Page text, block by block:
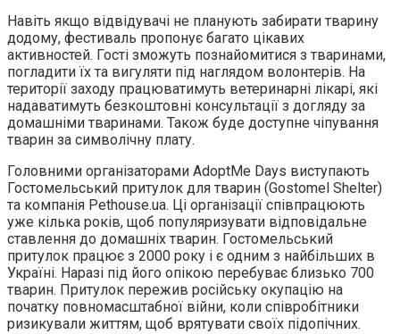
Навіть якщо відвідувачі не планують забирати тварину
додому, фестиваль пропонує багато цікавих
активностей. Гості зможуть познайомитися з тваринами,
погладити їх та вигуляти під наглядом волонтерів. На
території заходу працюватимуть ветеринарні лікарі, які
надаватимуть безкоштовні консультації з догляду за
домашніми тваринами. Також буде доступне чіпування
тварин за символічну плату.
Головними організаторами AdoptMe Days виступають
Гостомельський притулок для тварин (Gostomel Shelter)
та компанія Pethouse.ua. Ці організації співпрацюють
уже кілька років, щоб популяризувати відповідальне
ставлення до домашніх тварин. Гостомельський
притулок працює з 2000 року і є одним з найбільших в
Україні. Наразі під його опікою перебуває близько 700
тварин. Притулок пережив російську окупацію на
початку повномасштабної війни, коли співробітники
ризикували життям, щоб врятувати своїх підопічних.